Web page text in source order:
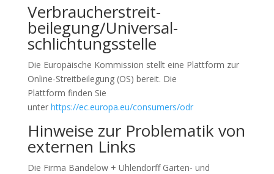
Verbraucher­streit­
beilegung/Universal­
schlichtungs­stelle
Die Europäische Kommission stellt eine Plattform zur
Online-Streitbeilegung (OS) bereit. Die
Plattform finden Sie
unter https://ec.europa.eu/consumers/odr
Hinweise zur Problematik von
externen Links
Die Firma Bandelow + Uhlendorff Garten- und